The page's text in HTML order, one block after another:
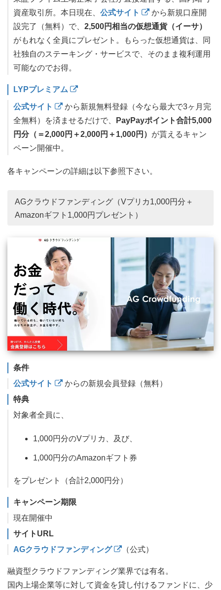
資産取引所。本日現在、 公式サイト
から新規口座開
設完了（無料）で、 2,500円相当の仮想通貨（イーサ）
がもれなく全員にプレゼント。もらった仮想通貨は、同
社独自のステーキング・サービスで、そのまま複利運用
可能なのでお得。
LYPプレミアム
公式サイト
から新規無料登録（今なら最大で3ヶ月完
全無料）を済ませるだけで、
PayPayポイント合計5,000
円分（＝2,000円＋2,000円＋1,000円） が貰えるキャン
ペーン開催中。
各キャンペーンの詳細は以下参照下さい。
AGクラウドファンディング（Vプリカ1,000円分＋
Amazonギフト1,000円プレゼント）
条件
公式サイト
からの新規会員登録（無料）
特典
対象者全員に、
1,000円分のVプリカ、及び、
1,000円分のAmazonギフト券
をプレゼント（合計2,000円分）
キャンペーン期限
現在開催中
サイトURL
AGクラウドファンディング
（公式）
融資型クラウドファンディング業界では有名。
国内上場企業等に対して資金を貸し付けるファンドに、少